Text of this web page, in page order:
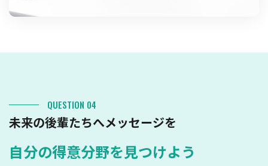
QUESTION 04
未来の後輩たちへメッセージを
自分の得意分野を見つけよう